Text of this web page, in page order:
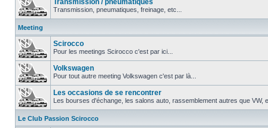
Transmission / pneumatiques
Transmission, pneumatiques, freinage, etc...
Meeting
Scirocco
Pour les meetings Scirocco c'est par ici...
Volkswagen
Pour tout autre meeting Volkswagen c'est par là...
Les occasions de se rencontrer
Les bourses d'échange, les salons auto, rassemblement autres que VW,
Le Club Passion Scirocco